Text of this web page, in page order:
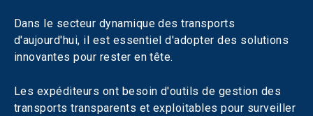
Dans le secteur dynamique des transports
d'aujourd'hui, il est essentiel d'adopter des solutions
innovantes pour rester en tête.
Les expéditeurs ont besoin d'outils de gestion des
transports transparents et exploitables pour surveiller